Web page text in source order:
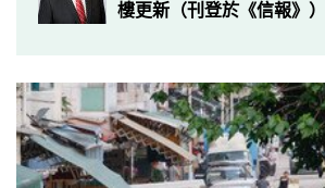
樓更新（刊登於《信報》）